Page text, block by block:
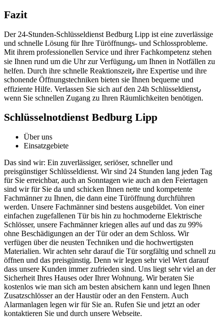
Fazit
Der 24-Stunden-Schlüsseldienst Bedburg Lipp ist eine zuverlässige
und schnelle Lösung für Ihre Türöffnungs- und Schlossprobleme.​
Mit ihrem professionellen Service und ihrer Fachkompetenz stehen
sie Ihnen rund um die Uhr zur Verfügung٫ um Ihnen in Notfällen zu
helfen.​ Durch ihre schnelle Reaktionszeit٫ ihre Expertise und ihre
schonende Öffnungstechniken bieten sie Ihnen bequeme und
effiziente Hilfe.​ Verlassen Sie sich auf den 24h Schlüsseldienst٫
wenn Sie schnellen Zugang zu Ihren Räumlichkeiten benötigen.​
Schlüsselnotdienst Bedburg Lipp
Über uns
Einsatzgebiete
Das sind wir: Ein zuverlässiger, seriöser, schneller und
preisgünstiger Schlüsseldienst. Wir sind 24 Stunden lang jeden Tag
für Sie erreichbar, auch an Sonntagen wie auch an den Feiertagen
sind wir für Sie da und schicken Ihnen nette und kompetente
Fachmänner zu Ihnen, die dann eine Türöffnung durchführen
werden. Unsere Fachmänner sind bestens ausgebildet. Von einer
einfachen zugefallenen Tür bis hin zu hochmoderne Elektrische
Schlösser, unsere Fachmänner kriegen alles auf und das zu 99%
ohne Beschädigungen an der Tür oder an dem Schloss. Wir
verfügen über die neusten Techniken und die hochwertigsten
Materialien. Wir achten sehr darauf die Tür sorgfältig und schnell zu
öffnen und das preisgünstig. Denn wir legen sehr viel Wert darauf
dass unsere Kunden immer zufrieden sind. Uns liegt sehr viel an der
Sicherheit Ihres Hauses oder Ihrer Wohnung. Wir beraten Sie
kostenlos wie man sich am besten absichern kann und legen Ihnen
Zusatzschlösser an der Haustür oder an den Fenstern. Auch
Alarmanlagen legen wir für Sie an. Rufen Sie und jetzt an oder
kontaktieren Sie und durch unsere Webseite.